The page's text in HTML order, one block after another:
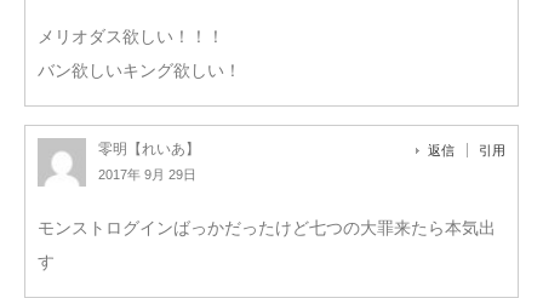
メリオダス欲しい！！！
バン欲しいキング欲しい！
零明【れいあ】
2017年 9月 29日
返信 引用
モンストログインばっかだったけど七つの大罪来たら本気出
す